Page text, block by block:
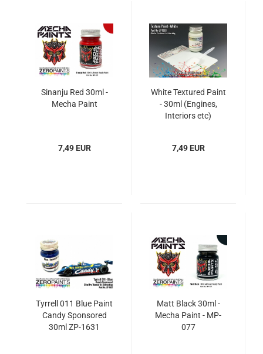
Sinanju Red 30ml -
Mecha Paint
7,49 EUR
White Textured Paint
- 30ml (Engines,
Interiors etc)
7,49 EUR
Tyrrell 011 Blue Paint
Candy Sponsored
30ml ZP-1631
Matt Black 30ml -
Mecha Paint - MP-
077